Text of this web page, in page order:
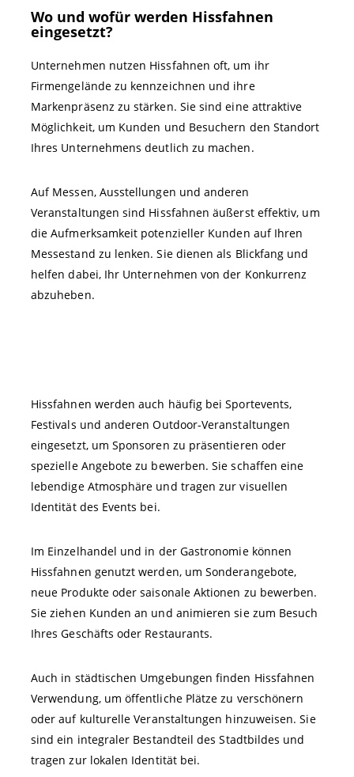
Wo und wofür werden Hissfahnen
eingesetzt?
Unternehmen nutzen Hissfahnen oft, um ihr
Firmengelände zu kennzeichnen und ihre
Markenpräsenz zu stärken. Sie sind eine attraktive
Möglichkeit, um Kunden und Besuchern den Standort
Ihres Unternehmens deutlich zu machen.
Auf Messen, Ausstellungen und anderen
Veranstaltungen sind Hissfahnen äußerst effektiv, um
die Aufmerksamkeit potenzieller Kunden auf Ihren
Messestand zu lenken. Sie dienen als Blickfang und
helfen dabei, Ihr Unternehmen von der Konkurrenz
abzuheben.
Hissfahnen werden auch häufig bei Sportevents,
Festivals und anderen Outdoor-Veranstaltungen
eingesetzt, um Sponsoren zu präsentieren oder
spezielle Angebote zu bewerben. Sie schaffen eine
lebendige Atmosphäre und tragen zur visuellen
Identität des Events bei.
Im Einzelhandel und in der Gastronomie können
Hissfahnen genutzt werden, um Sonderangebote,
neue Produkte oder saisonale Aktionen zu bewerben.
Sie ziehen Kunden an und animieren sie zum Besuch
Ihres Geschäfts oder Restaurants.
Auch in städtischen Umgebungen finden Hissfahnen
Verwendung, um öffentliche Plätze zu verschönern
oder auf kulturelle Veranstaltungen hinzuweisen. Sie
sind ein integraler Bestandteil des Stadtbildes und
tragen zur lokalen Identität bei.